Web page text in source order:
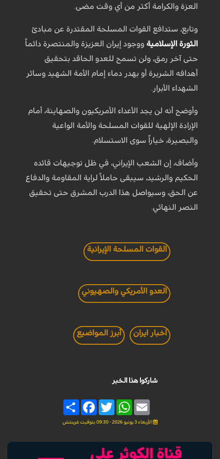
العزة والكرامة أكثر من أي وقت مضى.
وتابع، ستدافع القوات المسلحة المقتدرة عن مبادئ
الثورة الإسلامية ووجود إيران العزيزة والمنتصرة دائماً
حتى آخر رمق، ولن تسمح للعدو الحاقد بتحقيق
أهدافه الشريرة أو بهدر دماء إمام الأمة الشهيد وسائر
الشهداء الأبرار.
وأوضح أنه لن يجد الأعداء الأمريكيون والصهاينة، أمام
الإرادة الإلهية للقوات المسلحة والأمة الواعية
والبصيرة، خياراً سوى الاستسلام.
وأضاف، إن الشعب الإيراني، في ظل توجيهات قائده
الحكيم والرشيد، سيبقى حاملاً لراية المقاومة والدفاع
عن الحق، وسيواصل هذا الدرب المشرق حتى تحقيق
النصر النهائي.
القوات المسلحة الإيرانية
العدو الأمريكي والصهيوني
اخبار ايران أبرز المواضيع
شاركوا هذا الخبر
Share
FacebookTwitter
WhatsAppEmail
الأربعاء 3 يونيو 2026 - 09:30 بتوقيت غرينتش